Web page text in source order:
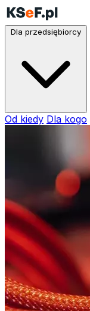
Dla przedsiębiorcy
Od kiedy Dla kogo